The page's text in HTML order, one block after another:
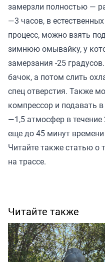
замерзли полностью —
—3 часов, в
процесс, можно взять
зимнюю омывайку, у
замерзания -25
бачок, а потом слить
спец отверстия. Также
компрессор и подавать
—1,5 атмосфер в
еще до 45 минут
Читайте такжестатьюо
на трассе.
Читайте также